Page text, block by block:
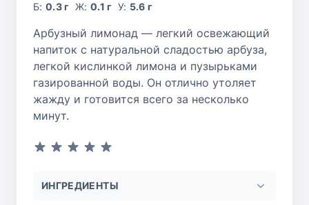
Б:0.3 г Ж: 0.1 г У: 5.6 г
Арбузный лимонад — легкий освежающий
напиток с натуральной сладостью арбуза,
легкой кислинкой лимона и пузырьками
газированной воды. Он отлично утоляет
жажду и готовится всего за несколько
минут.
ИНГРЕДИЕНТЫ